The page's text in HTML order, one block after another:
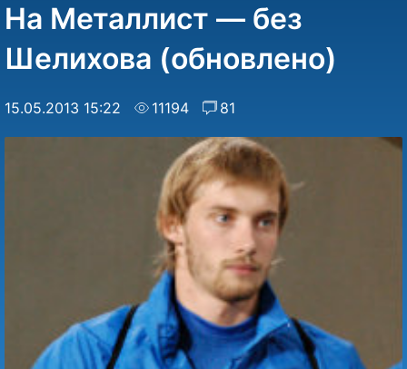
На Металлист — без
Шелихова (обновлено)
15.05.2013 15:22 11194 81